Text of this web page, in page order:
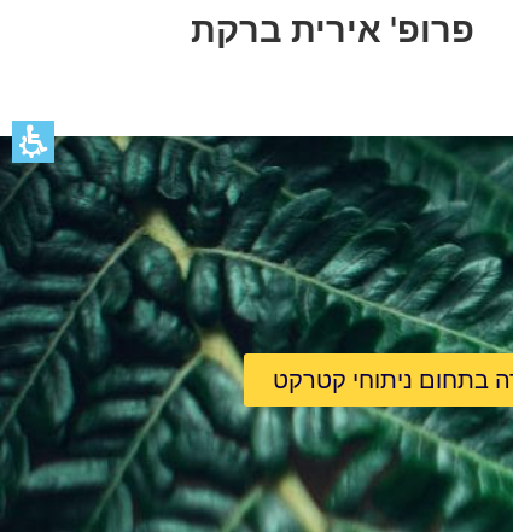
פרופ' אירית ברקת
בתחום ניתוחי קטרקט